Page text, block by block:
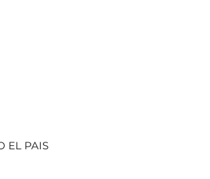
EL PAIS